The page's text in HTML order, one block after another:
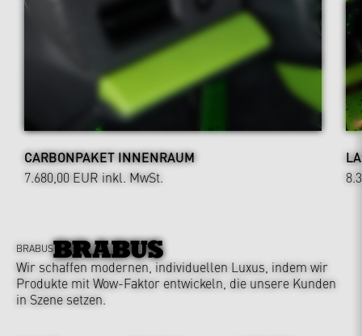
CARBONPAKET INNENRAUM
7.680,00 EUR inkl. MwSt.
BRABUS
Wir schaffen modernen, individuellen Luxus, indem wir
Produkte mit Wow-Faktor entwickeln, die unsere Kunden
in Szene setzen.